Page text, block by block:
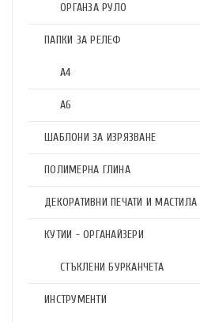
ОРГАНЗА РУЛО
ПАПКИ ЗА РЕЛЕФ
А4
А6
ШАБЛОНИ ЗА ИЗРЯЗВАНЕ
ПОЛИМЕРНА ГЛИНА
ДЕКОРАТИВНИ ПЕЧАТИ И МАСТИЛА
КУТИИ - ОРГАНАЙЗЕРИ
СТЪКЛЕНИ БУРКАНЧЕТА
ИНСТРУМЕНТИ